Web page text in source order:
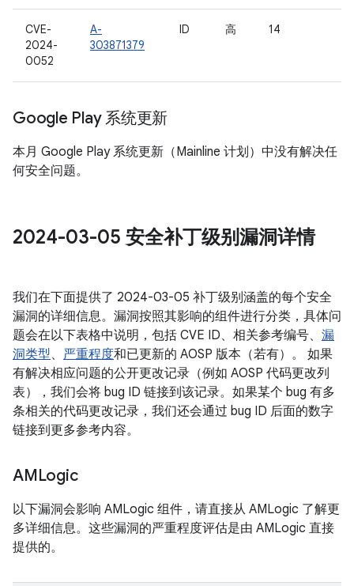
CVE-
2024-
0052
A-
303871379
ID 高 14
Google Play 系统更新
本月 Google Play 系统更新（Mainline 计划）中没有解决任
何安全问题。
2024-03-05 安全补丁级别漏洞详情
我们在下面提供了 2024-03-05 补丁级别涵盖的每个安全
漏洞的详细信息。漏洞按照其影响的组件进行分类，具体问
题会在以下表格中说明，包括 CVE ID、相关参考编号、 漏
洞类型、 严重程度和已更新的 AOSP 版本（若有）。 如果
有解决相应问题的公开更改记录（例如 AOSP 代码更改列
表），我们会将 bug ID 链接到该记录。如果某个 bug 有多
条相关的代码更改记录，我们还会通过 bug ID 后面的数字
链接到更多参考内容。
AMLogic
以下漏洞会影响 AMLogic 组件，请直接从 AMLogic 了解更
多详细信息。这些漏洞的严重程度评估是由 AMLogic 直接
提供的。